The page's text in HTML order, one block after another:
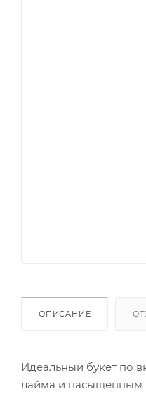
ОПИСАНИЕ
Идеальный букет по
лайма и насыщенным